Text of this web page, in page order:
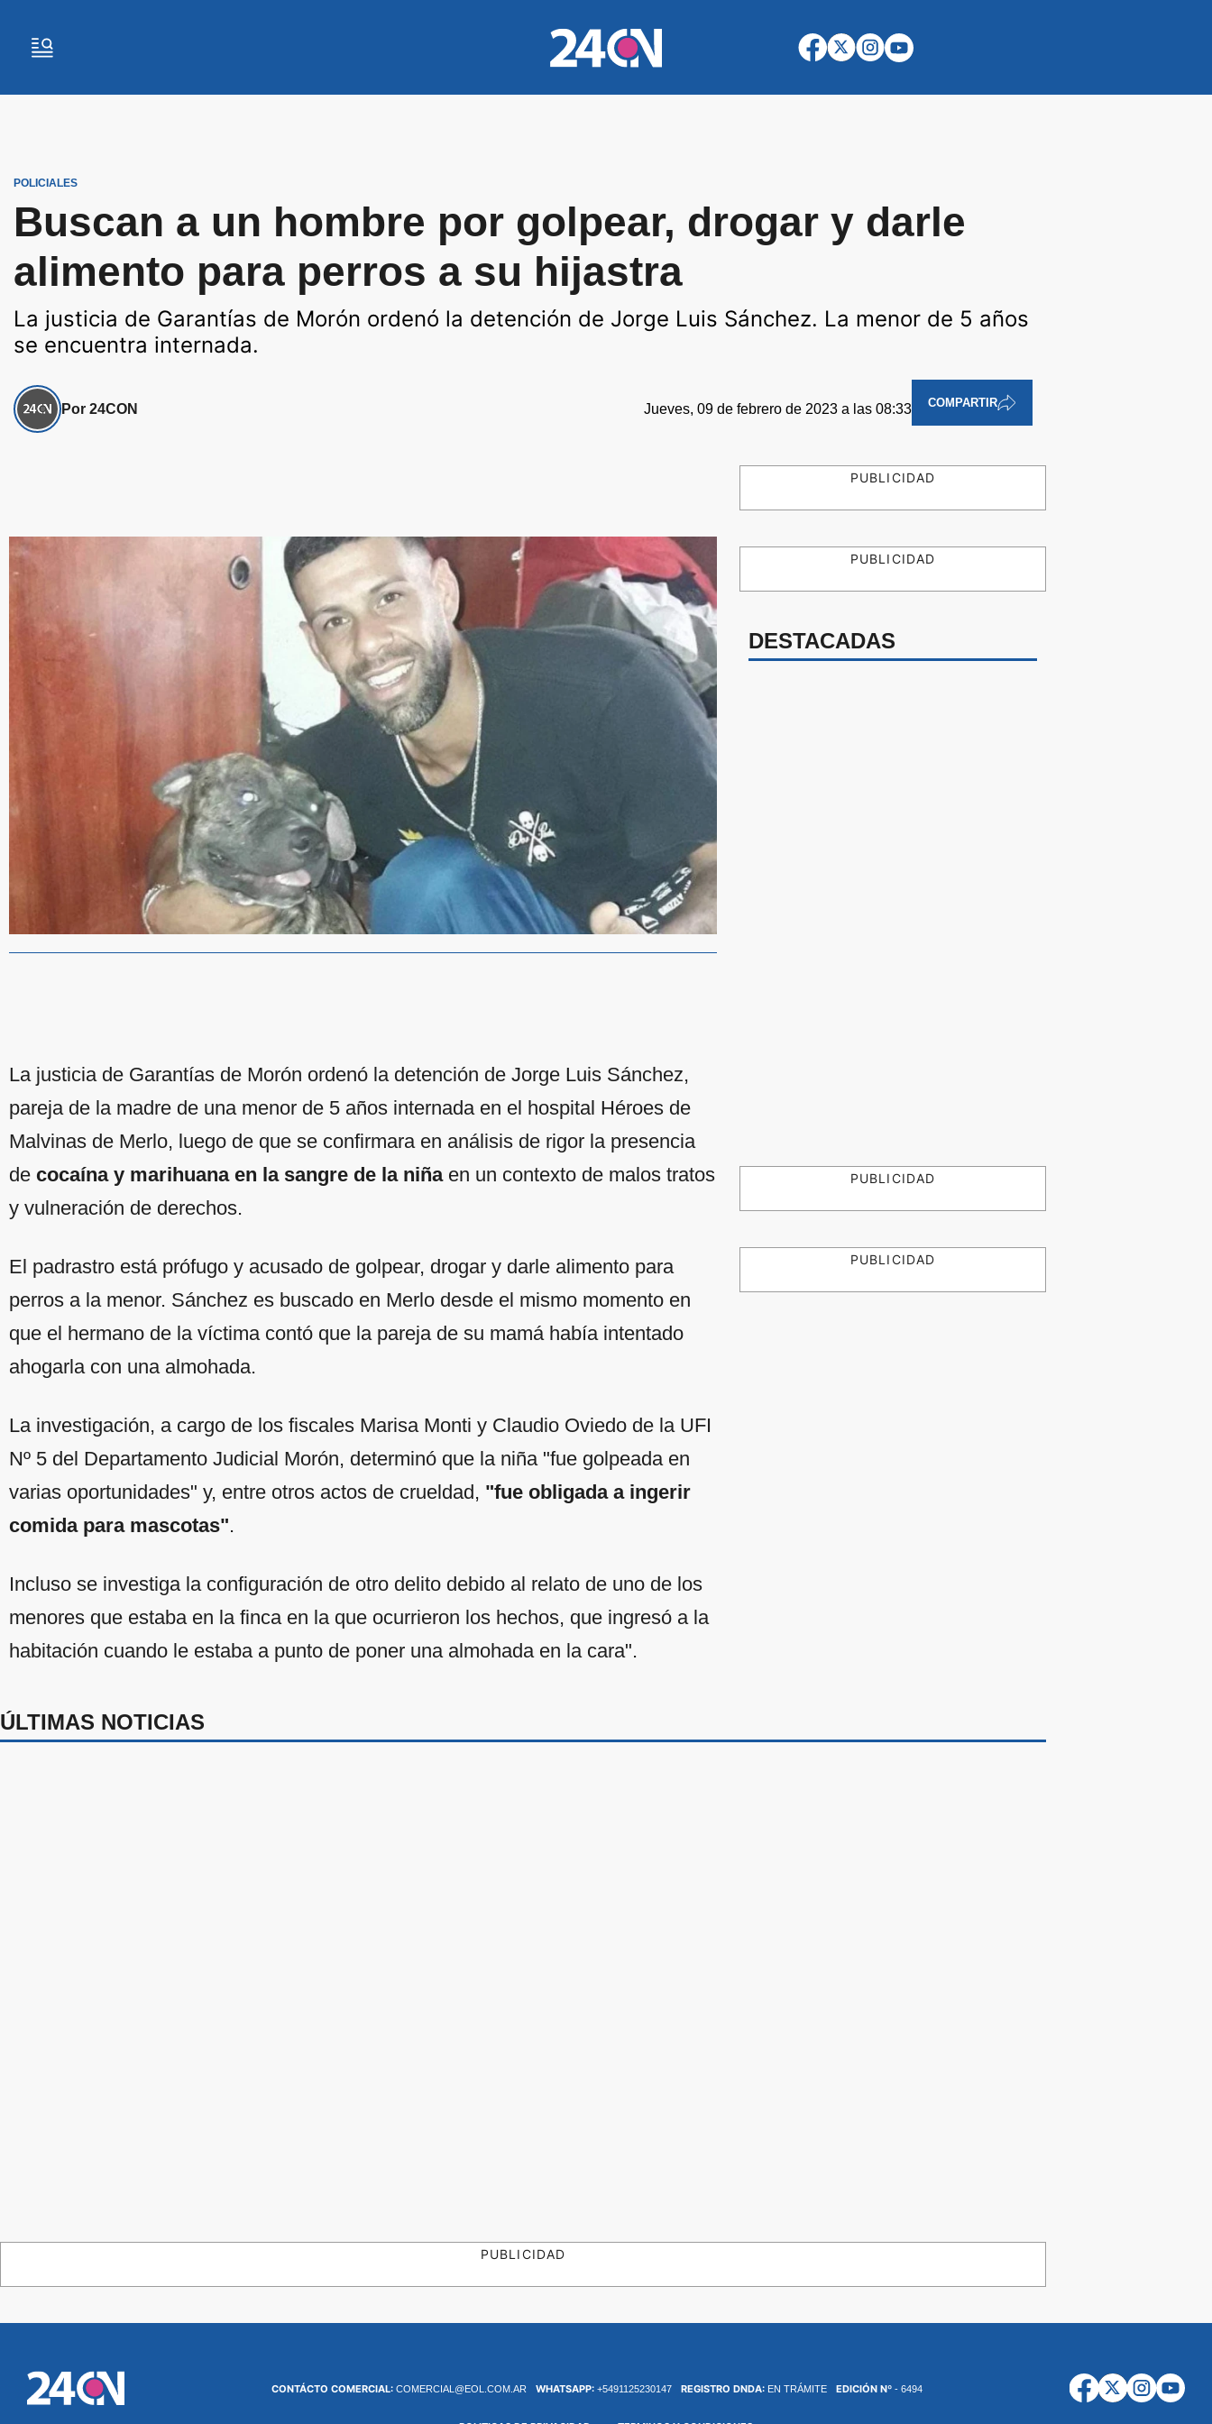
POLICIALES
Buscan a un hombre por golpear, drogar y darle
alimento para perros a su hijastra
La justicia de Garantías de Morón ordenó la detención de Jorge Luis Sánchez. La menor de 5 años
se encuentra internada.
Por 24CON Jueves, 09 de febrero de 2023 a las 08:33 COMPARTIR
La justicia de Garantías de Morón ordenó la detención de Jorge Luis Sánchez,
pareja de la madre de una menor de 5 años internada en el hospital Héroes de
Malvinas de Merlo, luego de que se confirmara en análisis de rigor la presencia
de cocaína y marihuana en la sangre de la niñaen un contexto de malos tratos
y vulneración de derechos.
El padrastro está prófugo y acusado de golpear, drogar y darle alimento para
perros a la menor. Sánchez es buscado en Merlo desde el mismo momento en
que el hermano de la víctima contó que la pareja de su mamá había intentado
ahogarla con una almohada.
La investigación, a cargo de los fiscales Marisa Monti y Claudio Oviedo de la UFI
Nº 5 del Departamento Judicial Morón, determinó que la niña "fue golpeada en
varias oportunidades" y, entre otros actos de crueldad, "fue obligada a ingerir
comida para mascotas".
Incluso se investiga la configuración de otro delito debido al relato de uno de los
menores que estaba en la finca en la que ocurrieron los hechos, que ingresó a la
habitación cuando le estaba a punto de poner una almohada en la cara".
PUBLICIDAD
PUBLICIDAD
DESTACADAS
PUBLICIDAD
PUBLICIDAD
ÚLTIMAS NOTICIAS
PUBLICIDAD
CONTÁCTO COMERCIAL: COMERCIAL@EOL.COM.AR WHATSAPP: +5491125230147 REGISTRO DNDA: EN TRÁMITE EDICIÓN Nº - 6494